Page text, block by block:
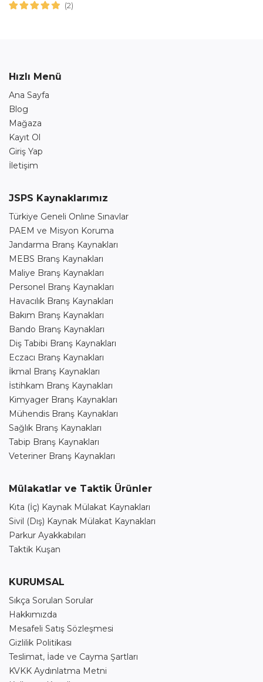
(2)
Hızlı Menü
Ana Sayfa
Blog
Mağaza
Kayıt Ol
Giriş Yap
İletişim
JSPS Kaynaklarımız
Türkiye Geneli Onlıne Sınavlar
PAEM ve Misyon Koruma
Jandarma Branş Kaynakları
MEBS Branş Kaynakları
Maliye Branş Kaynakları
Personel Branş Kaynakları
Havacılık Branş Kaynakları
Bakım Branş Kaynakları
Bando Branş Kaynakları
Diş Tabibi Branş Kaynakları
Eczacı Branş Kaynakları
İkmal Branş Kaynakları
İstihkam Branş Kaynakları
Kimyager Branş Kaynakları
Mühendis Branş Kaynakları
Sağlık Branş Kaynakları
Tabip Branş Kaynakları
Veteriner Branş Kaynakları
Mülakatlar ve Taktik Ürünler
Kıta (İç) Kaynak Mülakat Kaynakları
Sivil (Dış) Kaynak Mülakat Kaynakları
Parkur Ayakkabıları
Taktik Kuşan
KURUMSAL
Sıkça Sorulan Sorular
Hakkımızda
Mesafeli Satış Sözleşmesi
Gizlilik Politikası
Teslimat, İade ve Cayma Şartları
KVKK Aydınlatma Metni